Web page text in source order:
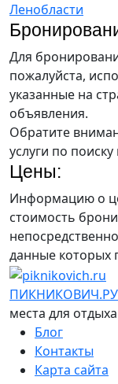
Ленобласти
Для
пожалуйста,
указанные на
объявления.
Обратите
услуги по
Цены:
Информацию о
стоимость
данные которых
ПИКНИКОВИЧ.РУ
места для
Блог
Контакты
Карта сайта